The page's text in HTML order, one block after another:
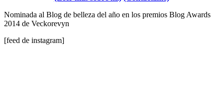
Nominada al Blog de belleza del año en los premios Blog Awards
2014 de Veckorevyn
[feed de instagram]